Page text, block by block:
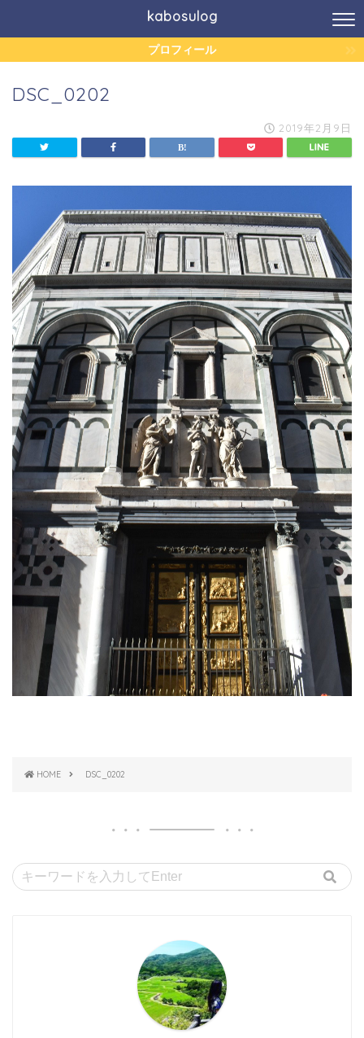
kabosulog
プロフィール
DSC_0202
2019年2月9日
HOME DSC_0202